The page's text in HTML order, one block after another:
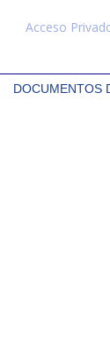
Acceso
DOCUMENTOS